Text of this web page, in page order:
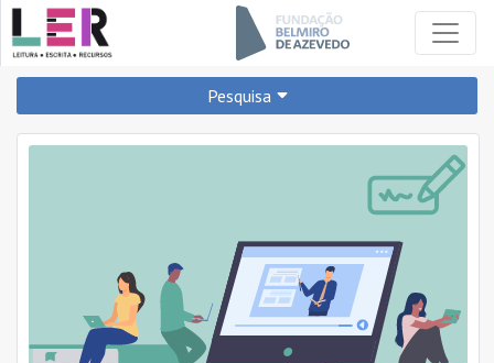
Pesquisa
PARA QUÊ?
APRENDER
REFORÇAR
O QUÊ?